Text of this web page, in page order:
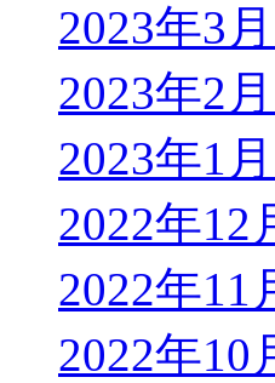
2023年3
2023年2
2023年1
2022年12
2022年11
2022年10